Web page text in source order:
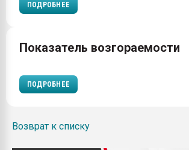
ПОДРОБНЕЕ
Показатель возгораемости
ПОДРОБНЕЕ
Возврат к списку